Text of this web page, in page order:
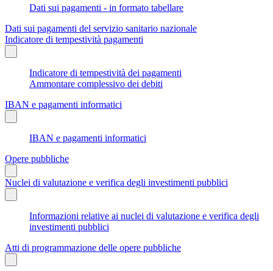
Dati sui pagamenti - in formato tabellare
Dati sui pagamenti del servizio sanitario nazionale
Indicatore di tempestività pagamenti
Indicatore di tempestività dei pagamenti
Ammontare complessivo dei debiti
IBAN e pagamenti informatici
IBAN e pagamenti informatici
Opere pubbliche
Nuclei di valutazione e verifica degli investimenti pubblici
Informazioni relative ai nuclei di valutazione e verifica degli
investimenti pubblici
Atti di programmazione delle opere pubbliche